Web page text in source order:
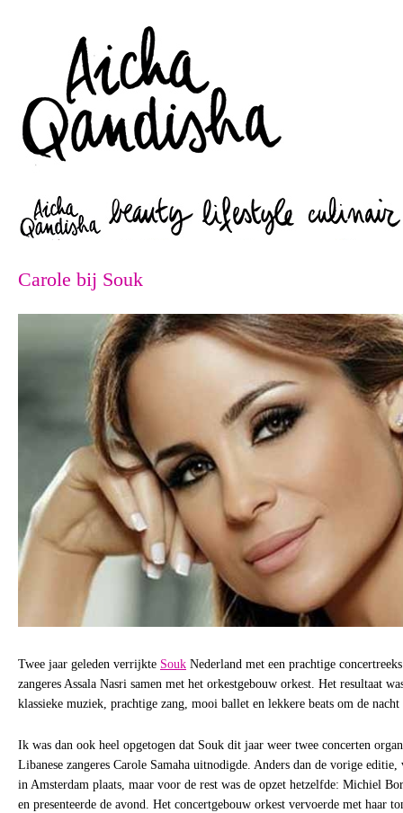
Carole bij Souk
Twee jaar geleden verrijkte Souk Nederland met een prachtige
zangeres Assala Nasri samen met het orkestgebouw orkest. Het resultaat
klassieke muziek, prachtige zang, mooi ballet en lekkere beats om de
Ik was dan ook heel opgetogen dat Souk dit jaar weer twee concerten
Libanese zangeres Carole Samaha uitnodigde. Anders dan de vorige editie,
in Amsterdam plaats, maar voor de rest was de opzet hetzelfde: Michiel
en presenteerde de avond. Het concertgebouw orkest vervoerde met haar